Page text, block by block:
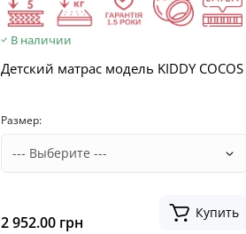
В наличии
Детский матрас модель KIDDY COCOS
Размер:
2 952.00 грн
Купить